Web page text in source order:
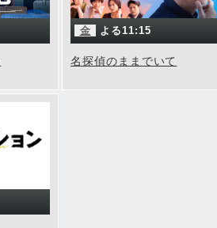
金 よる11:15
名探偵のままでいて